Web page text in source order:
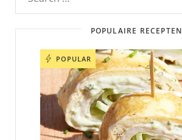
POPULAIRE RECEPTEN
POPULAR